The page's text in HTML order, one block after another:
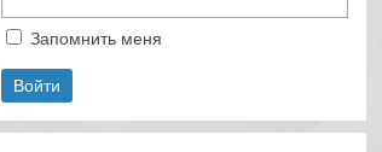
Запомнить меня